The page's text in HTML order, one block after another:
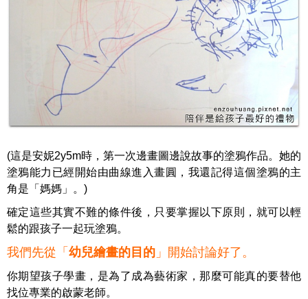
(這是安妮2y5m時，第一次邊畫圖邊說故事的塗鴉作品。她的
塗鴉能力已經開始由曲線進入畫圓，我還記得這個塗鴉的主
角是「媽媽」。)
確定這些其實不難的條件後，只要掌握以下原則，就可以輕
鬆的跟孩子一起玩塗鴉。
我們先從「 幼兒繪畫的目的 」開始討論好了。
你期望孩子學畫，是為了成為藝術家，那麼可能真的要替他
找位專業的啟蒙老師。